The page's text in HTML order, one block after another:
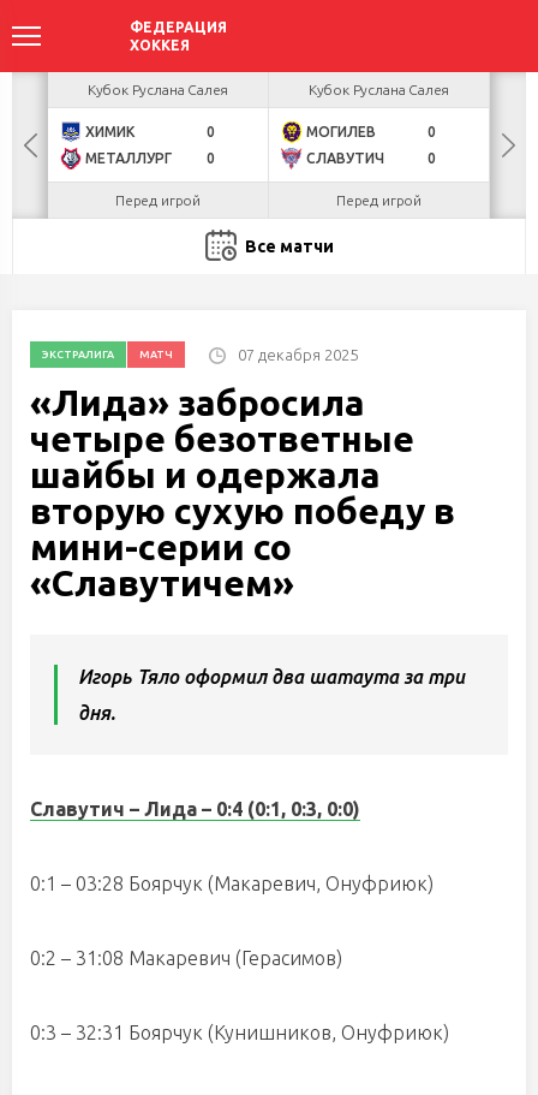
БУЛ
Кубок Руслана Салея
ХИМИК
0
МЕТАЛЛУРГ
0
Перед игрой
Кубок Руслана Салея
МОГИЛЕВ
0
СЛАВУТИЧ
0
Перед игрой
Все матчи
ЭКСТРАЛИГА МАТЧ 07 декабря 2025
«Лида» забросила
четыре безответные
шайбы и одержала
вторую сухую победу в
мини-серии со
«Славутичем»
Игорь Тяло оформил два шатаута за три
дня.
Славутич – Лида – 0:4 (0:1, 0:3, 0:0)
0:1 – 03:28 Боярчук (Макаревич, Онуфриюк)
0:2 – 31:08 Макаревич (Герасимов)
0:3 – 32:31 Боярчук (Кунишников, Онуфриюк)